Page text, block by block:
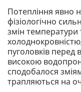
Потепління явно
фізіологічно
змін температури
пуголовків
високою
сподобалося
трапляються на